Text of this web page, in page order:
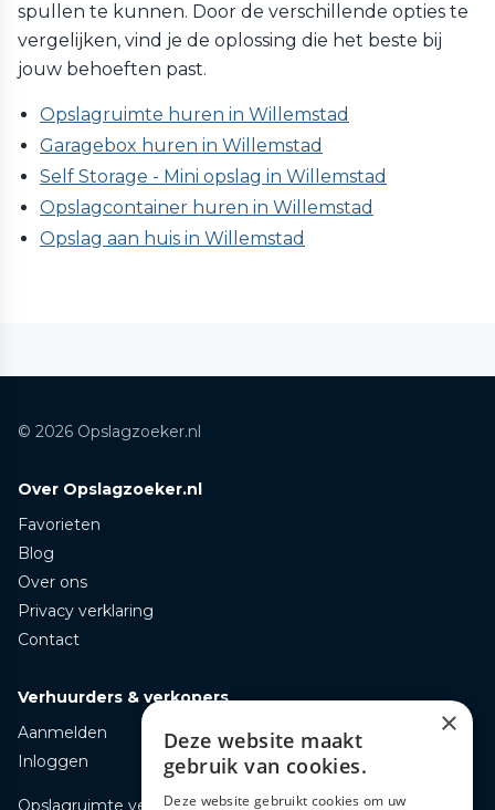
spullen te kunnen. Door de verschillende opties te
vergelijken, vind je de oplossing die het beste bij
jouw behoeften past.
Opslagruimte huren in Willemstad
Garagebox huren in Willemstad
Self Storage - Mini opslag in Willemstad
Opslagcontainer huren in Willemstad
Opslag aan huis in Willemstad
© 2026 Opslagzoeker.nl
Over Opslagzoeker.nl
Favorieten
Blog
Over ons
Privacy verklaring
Contact
Verhuurders & verkopers
Aanmelden
Inloggen
Opslagruimte verhuren
×
Deze website maakt
gebruik van cookies.
Deze website gebruikt cookies om uw